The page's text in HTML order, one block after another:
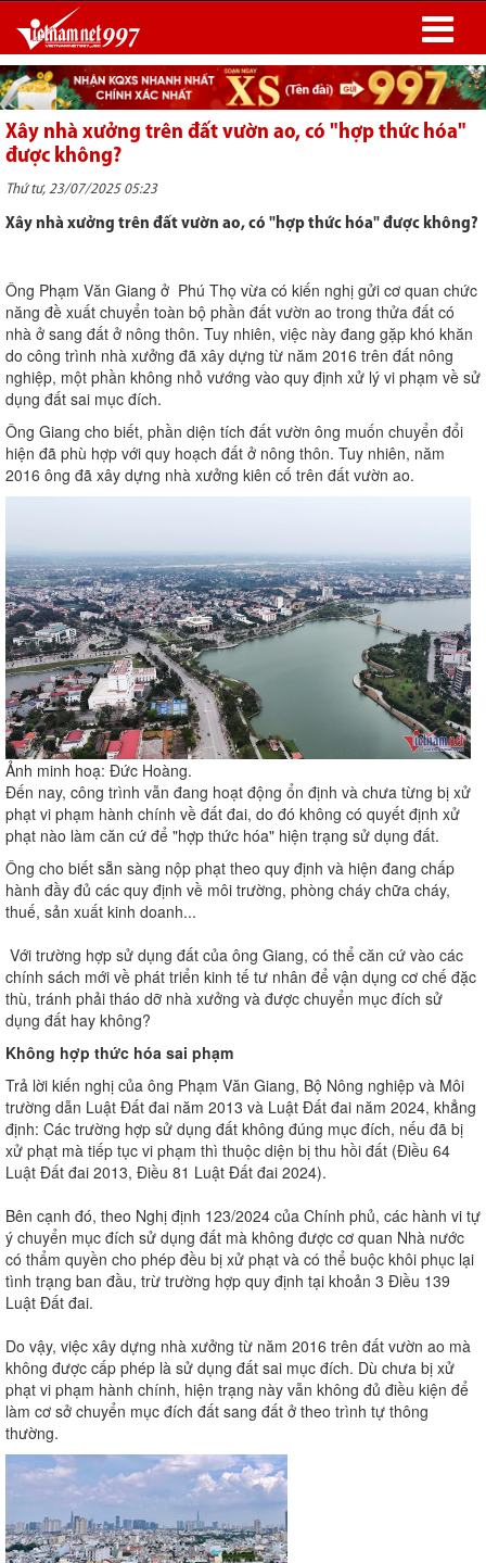
Xây nhà xưởng trên đất vườn ao, có "hợp thức hóa"
được không?
Thứ tư, 23/07/2025 05:23
Xây nhà xưởng trên đất vườn ao, có "hợp thức hóa" được không?
Ông Phạm Văn Giang ở Phú Thọ vừa có kiến nghị gửi cơ quan chức
năng đề xuất chuyển toàn bộ phần đất vườn ao trong thửa đất có
nhà ở sang đất ở nông thôn. Tuy nhiên, việc này đang gặp khó khăn
do công trình nhà xưởng đã xây dựng từ năm 2016 trên đất nông
nghiệp, một phần không nhỏ vướng vào quy định xử lý vi phạm về sử
dụng đất sai mục đích.
Ông Giang cho biết, phần diện tích đất vườn ông muốn chuyển đổi
hiện đã phù hợp với quy hoạch đất ở nông thôn. Tuy nhiên, năm
2016 ông đã xây dựng nhà xưởng kiên cố trên đất vườn ao.
Ảnh minh hoạ: Đức Hoàng.
Đến nay, công trình vẫn đang hoạt động ổn định và chưa từng bị xử
phạt vi phạm hành chính về đất đai, do đó không có quyết định xử
phạt nào làm căn cứ để "hợp thức hóa" hiện trạng sử dụng đất.
Ông cho biết sẵn sàng nộp phạt theo quy định và hiện đang chấp
hành đầy đủ các quy định về môi trường, phòng cháy chữa cháy,
thuế, sản xuất kinh doanh...
Với trường hợp sử dụng đất của ông Giang, có thể căn cứ vào các
chính sách mới về phát triển kinh tế tư nhân để vận dụng cơ chế đặc
thù, tránh phải tháo dỡ nhà xưởng và được chuyển mục đích sử
dụng đất hay không?
Không hợp thức hóa sai phạm
Trả lời kiến nghị của ông Phạm Văn Giang, Bộ Nông nghiệp và Môi
trường dẫn Luật Đất đai năm 2013 và Luật Đất đai năm 2024, khẳng
định: Các trường hợp sử dụng đất không đúng mục đích, nếu đã bị
xử phạt mà tiếp tục vi phạm thì thuộc diện bị thu hồi đất (Điều 64
Luật Đất đai 2013, Điều 81 Luật Đất đai 2024).
Bên cạnh đó, theo Nghị định 123/2024 của Chính phủ, các hành vi tự
ý chuyển mục đích sử dụng đất mà không được cơ quan Nhà nước
có thẩm quyền cho phép đều bị xử phạt và có thể buộc khôi phục lại
tình trạng ban đầu, trừ trường hợp quy định tại khoản 3 Điều 139
Luật Đất đai.
Do vậy, việc xây dựng nhà xưởng từ năm 2016 trên đất vườn ao mà
không được cấp phép là sử dụng đất sai mục đích. Dù chưa bị xử
phạt vi phạm hành chính, hiện trạng này vẫn không đủ điều kiện để
làm cơ sở chuyển mục đích đất sang đất ở theo trình tự thông
thường.